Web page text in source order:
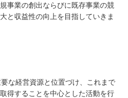
事業の創出ならびに既存事業の競
と収益性の向上を目指していきま
な経営資源と位置づけ、これまで
得することを中心とした活動を行